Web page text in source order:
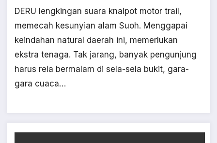
DERU lengkingan suara knalpot motor trail,
memecah kesunyian alam Suoh. Menggapai
keindahan natural daerah ini, memerlukan
ekstra tenaga. Tak jarang, banyak pengunjung
harus rela bermalam di sela-sela bukit, gara-
gara cuaca…